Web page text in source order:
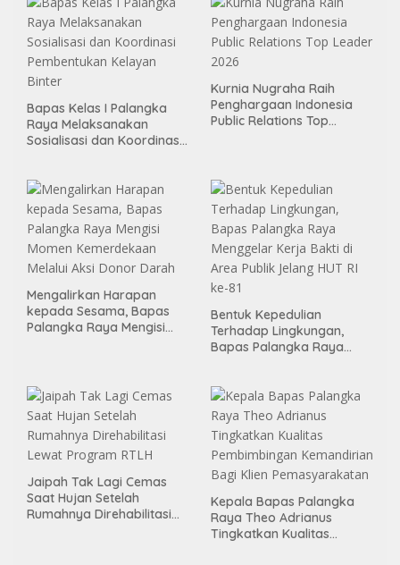
Bapas Kelas I Palangka
Raya Melaksanakan
Sosialisasi dan Koordinasi
Kurnia Nugraha Raih
Penghargaan Indonesia
Public Relations Top
Mengalirkan Harapan
kepada Sesama, Bapas
Palangka Raya Mengisi
Bentuk Kepedulian
Terhadap Lingkungan,
Bapas Palangka Raya
ke-81
Jaipah Tak Lagi Cemas
Saat Hujan Setelah
Rumahnya Direhabilitasi
Kepala Bapas Palangka
Raya Theo Adrianus
Tingkatkan Kualitas